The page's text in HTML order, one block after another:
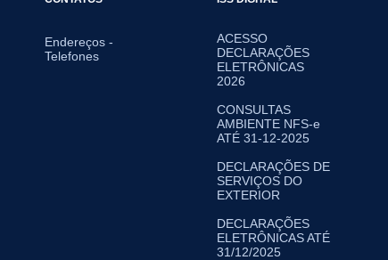
Endereços -
Telefones
ACESSO
DECLARAÇÕES
ELETRÔNICAS
2026
CONSULTAS
AMBIENTE NFS-e
ATÉ 31-12-2025
DECLARAÇÕES DE
SERVIÇOS DO
EXTERIOR
DECLARAÇÕES
ELETRÔNICAS ATÉ
31/12/2025